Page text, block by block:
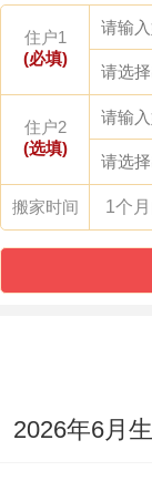
丙午马年风
太岁正南宜
山石以稳定
红色地毯
局:一白贪狼
宜在房屋中
正西；可布
住户1
(必填)
住户2
(选填)
搬家时间
2026年6月